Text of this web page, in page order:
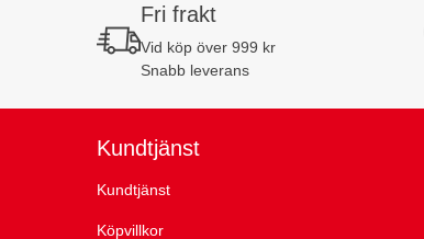
Fri frakt
Vid köp över 999 kr
Snabb leverans
Kundtjänst
Kundtjänst
Köpvillkor